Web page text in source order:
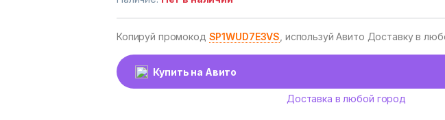
Копируй промокод SP1WUD7E3VS, используй Авито Доставку в
Купить на Авито
Доставка в любой город